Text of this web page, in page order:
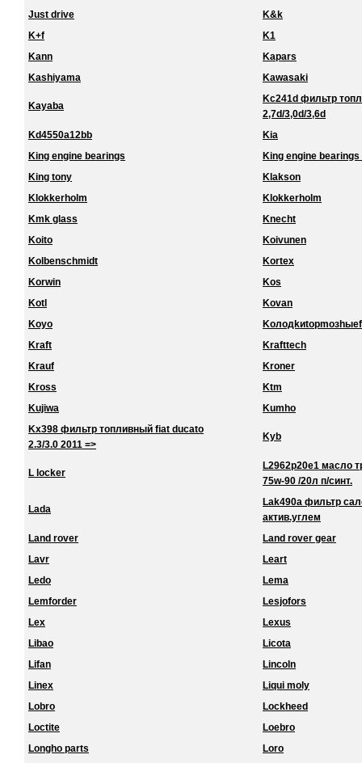
Just drive
K&k
K+f
K1
Kann
Kapars
Kashiyama
Kawasaki
Kayaba
Kc241d фильтр
2,7d/3,0d/3,6d
Kd4550a12bb
Kia
King engine bearings
King engine bearings
King tony
Klakson
Klokkerholm
Klokkerholm
Kmk glass
Knecht
Koito
Koivunen
Kolbenschmidt
Kortex
Korwin
Kos
Kotl
Kovan
Koyo
Kraft
Krafttech
Krauf
Kroner
Kross
Ktm
Kujiwa
Kumho
Kx398 фильтр топливный fiat ducato
2.3/3.0 2011 =>
Kyb
L locker
L2962p20e1 масло
75w-90 /20л п/синт.
Lada
Lak490a фильтр
актив.углем
Land rover
Land rover gear
Lavr
Leart
Ledo
Lema
Lemforder
Lesjofors
Lex
Lexus
Libao
Licota
Lifan
Lincoln
Linex
Liqui moly
Lobro
Lockheed
Loctite
Loebro
Longho parts
Loro